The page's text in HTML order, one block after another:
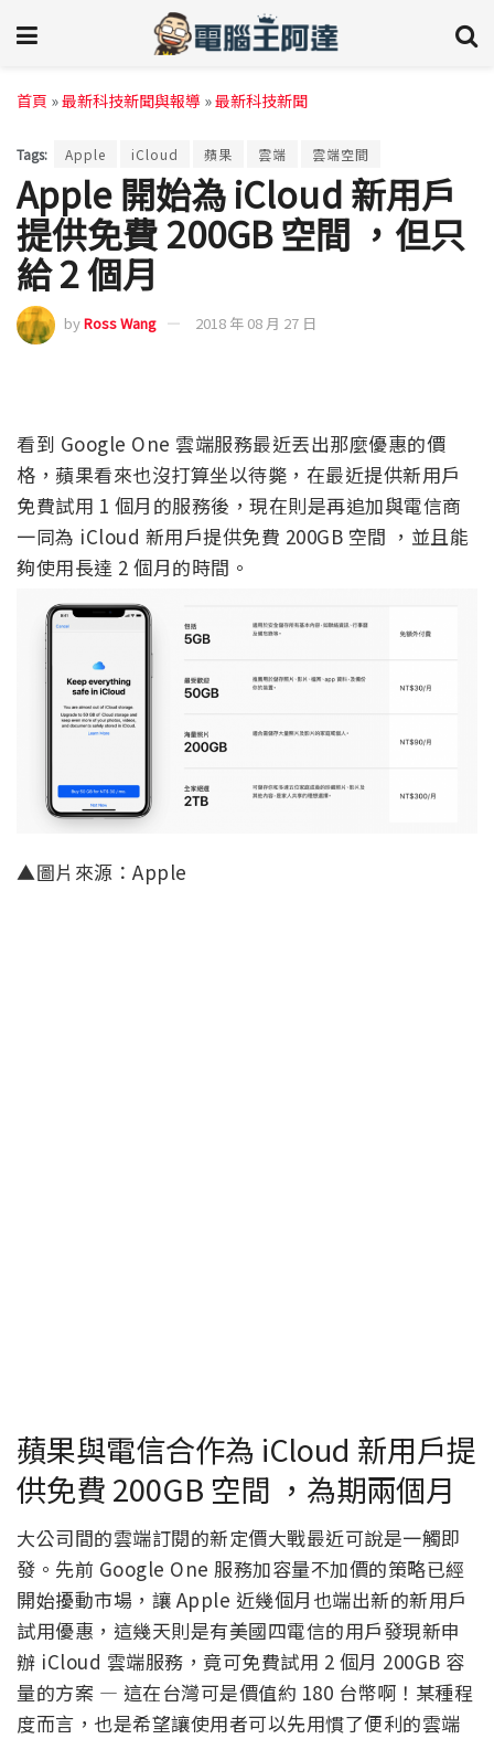
首頁 »最新科技新聞與報導 »最新科技新聞
Tags: Apple iCloud 蘋果 雲端 雲端空間
Apple 開始為 iCloud 新用戶
提供免費 200GB 空間 ，但只
給 2 個月
byRoss Wang 2018 年 08 月 27 日
看到 Google One 雲端服務最近丟出那麼優惠的價
格，蘋果看來也沒打算坐以待斃，在最近提供新用戶
免費試用 1 個月的服務後，現在則是再追加與電信商
一同為 iCloud 新用戶提供免費 200GB 空間 ，並且能
夠使用長達 2 個月的時間。
▲圖片來源：Apple
蘋果與電信合作為 iCloud 新用戶提
供免費 200GB 空間 ，為期兩個月
大公司間的雲端訂閱的新定價大戰最近可說是一觸即
發。先前 Google One 服務加容量不加價的策略已經
開始擾動市場，讓 Apple 近幾個月也端出新的新用戶
試用優惠，這幾天則是有美國四電信的用戶發現新申
辦 iCloud 雲端服務，竟可免費試用 2 個月 200GB 容
量的方案 — 這在台灣可是價值約 180 台幣啊！某種程
度而言，也是希望讓使用者可以先用慣了便利的雲端